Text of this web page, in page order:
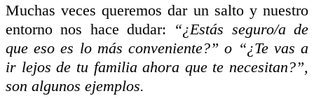
Muchas veces queremos dar un salto y nuestro
entorno nos hace dudar: “¿Estás seguro/a de
que eso es lo más conveniente?” o “¿Te vas a
ir lejos de tu familia ahora que te necesitan?”,
son algunos ejemplos.